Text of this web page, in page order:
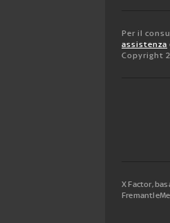
Per il
assistenza
Copyright
X Factor,